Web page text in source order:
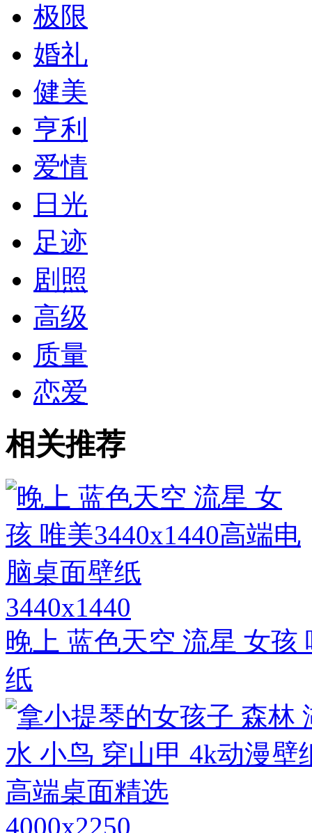
极限
婚礼
健美
亨利
爱情
日光
足迹
剧照
高级
质量
恋爱
相关推荐
3440x1440
晚上 蓝色天空 流星 女孩
纸
4000x2250